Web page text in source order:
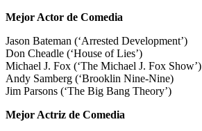
Mejor Actor de Comedia
Jason Bateman (‘Arrested Development’)
Don Cheadle (‘House of Lies’)
Michael J. Fox (‘The Michael J. Fox Show’)
Andy Samberg (‘Brooklin Nine-Nine)
Jim Parsons (‘The Big Bang Theory’)
Mejor Actriz de Comedia